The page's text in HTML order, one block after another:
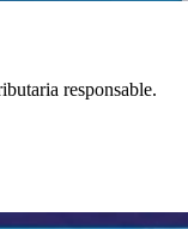
responsable.